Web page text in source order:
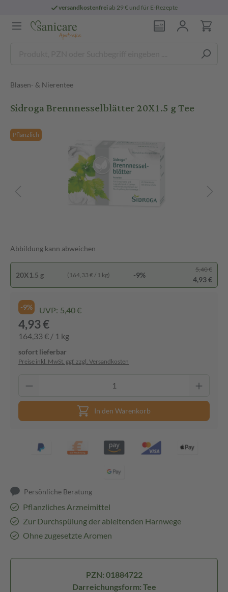
versandkostenfreiab 29 € und für E-Rezepte
Blasen- & Nierentee
Sidroga Brennnesselblätter 20X1.5 g Tee
Pflanzlich
Abbildung kann abweichen
20X1.5 g (164,33 € / 1 kg) -9%
5,40 €
4,93 €
-9% UVP: 5,40 €
4,93 €
164,33 € / 1 kg
sofort lieferbar
Preise inkl. MwSt. ggf. zzgl. Versandkosten
In den Warenkorb
Persönliche Beratung
Pflanzliches Arzneimittel
Zur Durchspülung der ableitenden Harnwege
Ohne zugesetzte Aromen
PZN: 01884722
Darreichungsform: Tee